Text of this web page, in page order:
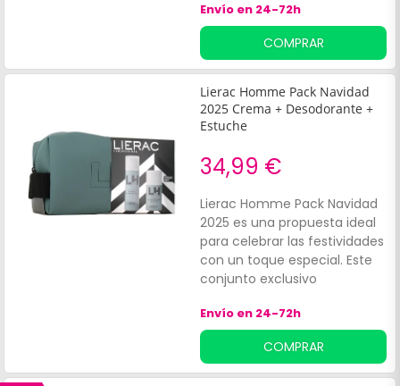
Este desodorante natural en
formato crema está
diseñado para equilibrar el
microbioma, permitiendo así
sudar sin preocuparse por los
olores.
Envío en 24-72h
COMPRAR
Lierac Homme Pack Navidad
2025 Crema + Desodorante +
Estuche
34,99 €
Lierac Homme Pack Navidad
2025 es una propuesta ideal
para celebrar las festividades
con un toque especial. Este
conjunto exclusivo
para hombre: 50 ml.
Envío en 24-72h
COMPRAR